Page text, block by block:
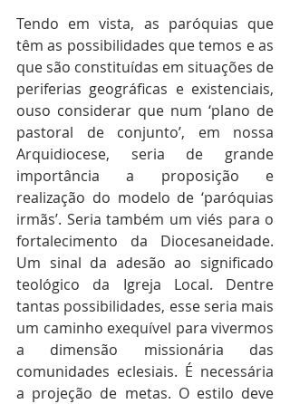
Tendo em vista, as paróquias que
têm as possibilidades que temos e as
que são constituídas em situações de
periferias geográficas e existenciais,
ouso considerar que num ‘plano de
pastoral de conjunto’, em nossa
Arquidiocese, seria de grande
importância a proposição e
realização do modelo de ‘paróquias
irmãs’. Seria também um viés para o
fortalecimento da Diocesaneidade.
Um sinal da adesão ao significado
teológico da Igreja Local. Dentre
tantas possibilidades, esse seria mais
um caminho exequível para vivermos
a dimensão missionária das
comunidades eclesiais. É necessária
a projeção de metas. O estilo deve